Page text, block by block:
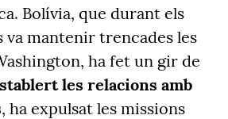
Bolívia, que durant els
va mantenir trencades les
ha fet un gir de
les relacions amb
, ha expulsat les missions